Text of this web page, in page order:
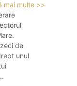
mai multe >>
de
unul